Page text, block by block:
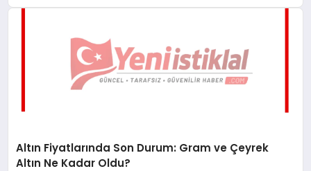
Altın Fiyatlarında Son Durum: Gram ve Çeyrek
Altın Ne Kadar Oldu?